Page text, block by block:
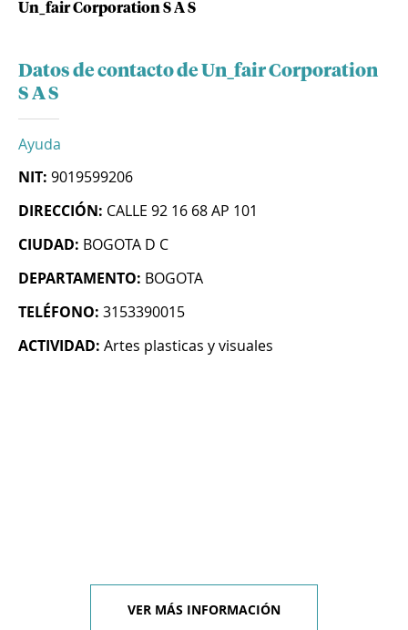
Un_fair Corporation S A S
Datos de contacto de Un_fair Corporation
S A S
Ayuda
NIT: 9019599206
DIRECCIÓN: CALLE 92 16 68 AP 101
CIUDAD: BOGOTA D C
DEPARTAMENTO: BOGOTA
TELÉFONO: 3153390015
ACTIVIDAD: Artes plasticas y visuales
VER MÁS INFORMACIÓN